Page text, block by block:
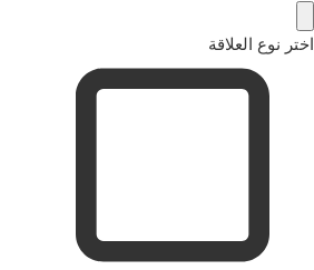
اختر نوع العلاقة